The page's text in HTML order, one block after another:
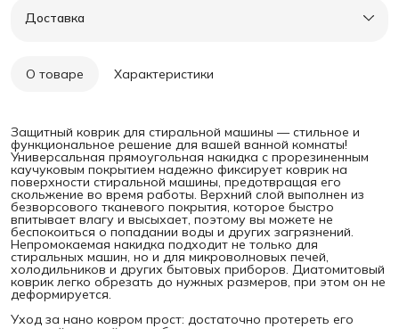
Доставка
О товаре Характеристики
Защитный коврик для стиральной машины — стильное и
функциональное решение для вашей ванной комнаты!
Универсальная прямоугольная накидка с прорезиненным
каучуковым покрытием надежно фиксирует коврик на
поверхности стиральной машины, предотвращая его
скольжение во время работы. Верхний слой выполнен из
безворсового тканевого покрытия, которое быстро
впитывает влагу и высыхает, поэтому вы можете не
беспокоиться о попадании воды и других загрязнений.
Непромокаемая накидка подходит не только для
стиральных машин, но и для микроволновых печей,
холодильников и других бытовых приборов. Диатомитовый
коврик легко обрезать до нужных размеров, при этом он не
деформируется.
Уход за нано ковром прост: достаточно протереть его